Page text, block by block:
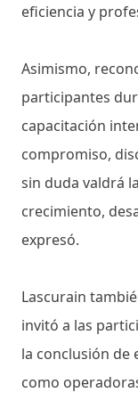
eficiencia y
Asimismo,
participantes
capacitación
compromiso,
sin duda valdrá
crecimiento,
expresó.
Lascurain
invitó a las
la conclusión de
como